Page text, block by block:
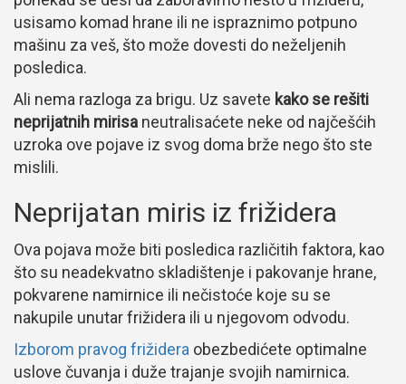
usisamo komad hrane ili ne ispraznimo potpuno
mašinu za veš, što može dovesti do neželjenih
posledica.
Ali nema razloga za brigu. Uz savete kako se rešiti
neprijatnih mirisa neutralisaćete neke od najčešćih
uzroka ove pojave iz svog doma brže nego što ste
mislili.
Neprijatan miris iz frižidera
Ova pojava može biti posledica različitih faktora, kao
što su neadekvatno skladištenje i pakovanje hrane,
pokvarene namirnice ili nečistoće koje su se
nakupile unutar frižidera ili u njegovom odvodu.
Izborom pravog frižidera obezbedićete optimalne
uslove čuvanja i duže trajanje svojih namirnica.